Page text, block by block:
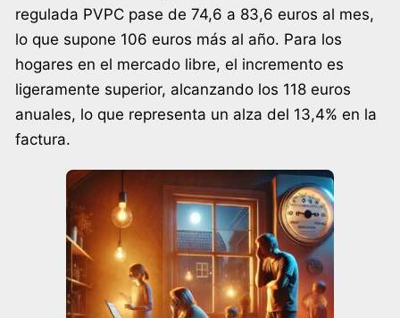
regulada PVPC pase de 74,6 a 83,6 euros al mes,
lo que supone 106 euros más al año. Para los
hogares en el mercado libre, el incremento es
ligeramente superior, alcanzando los 118 euros
anuales, lo que representa un alza del 13,4% en la
factura.